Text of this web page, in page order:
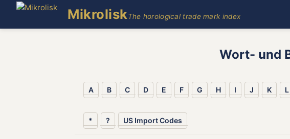
MikroliskThe horological trade mark index
Wort- und
A B C D E F G H I J K L
* ? US Import Codes